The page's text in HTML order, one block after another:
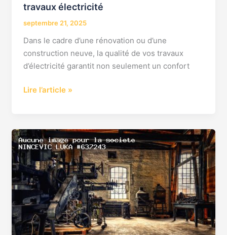
travaux électricité
septembre 21, 2025
Dans le cadre d’une rénovation ou d’une
construction neuve, la qualité de vos travaux
d’électricité garantit non seulement un confort
Lire l’article »
Un
électricien
réactif
à
Levallois
Perret
pour
tous